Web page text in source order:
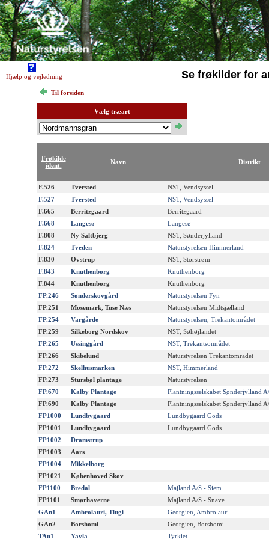
Se frøkilder for
Til forsiden
Vælg træart
Frøkilde
ident.
Navn Distrikt
F.526 Tversted
NST, Vendsyssel
F.527
Tversted
NST, Vendsyssel
F.665
Berritzgaard
Berritzgaard
F.668
Langesø
Langesø
F.808
Ny Saltbjerg
NST, Sønderjylland
F.824
Tveden
Naturstyrelsen Himmerland
F.830
Ovstrup
NST, Storstrøm
F.843
Knuthenborg
Knuthenborg
F.844
Knuthenborg
Knuthenborg
FP.246
Sønderskovgård
Naturstyrelsen Fyn
FP.251
Mosemark, Tuse Næs
Naturstyrelsen Midtsjælland
FP.254
Vargårde
Naturstyrelsen, Trekantområdet
FP.259
Silkeborg Nordskov
NST, Søhøjlandet
FP.265
Ussinggård
NST, Trekantsområdet
FP.266
Skibelund
Naturstyrelsen Trekantområdet
FP.272
Skelhusmarken
NST, Himmerland
FP.273
Stursbøl plantage
Naturstyrelsen
FP.670
Kalby Plantage
Plantningsselskabet Sønderjylland
FP.690
Kalby Plantage
Plantningsselskabet Sønderjylland
FP1000
Lundbygaard
Lundbygaard Gods
FP1001
Lundbygaard
Lundbygaard Gods
FP1002
Dramstrup
FP1003
Aars
FP1004
Mikkelborg
FP1021
Københoved Skov
FP1100
Bredal
Majland A/S - Siem
FP1101
Smørhaverne
Majland A/S - Snave
GAn1
Ambrolauri, Tlugi
Georgien, Ambrolauri
GAn2
Borshomi
Georgien, Borshomi
TAn1
Yayla
Tyrkiet
Hjælp og vejledning